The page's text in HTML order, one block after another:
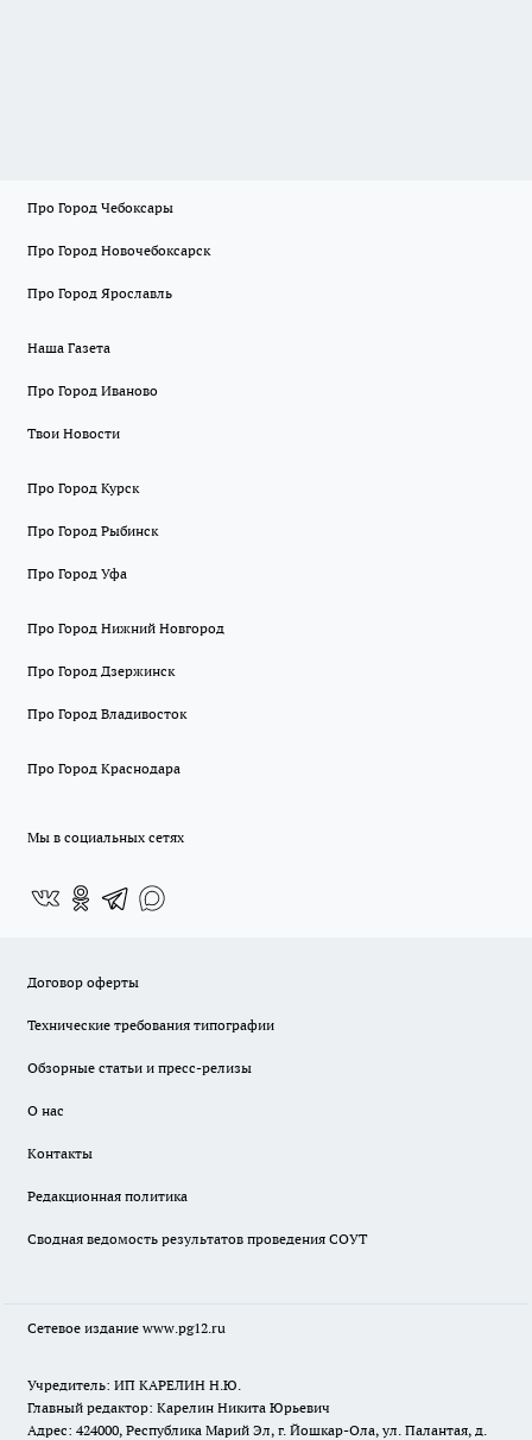
Про Город Чебоксары
Про Город Новочебоксарск
Про Город Ярославль
Наша Газета
Про Город Иваново
Твои Новости
Про Город Курск
Про Город Рыбинск
Про Город Уфа
Про Город Нижний Новгород
Про Город Дзержинск
Про Город Владивосток
Про Город Краснодара
Мы в социальных сетях
Договор оферты
Технические требования типографии
Обзорные статьи и пресс-релизы
О нас
Контакты
Редакционная политика
Сводная ведомость результатов проведения СОУТ
Сетевое издание www.pg12.ru
Учредитель: ИП КАРЕЛИН Н.Ю.
Главный редактор: Карелин Никита Юрьевич
Адрес: 424000, Республика Марий Эл, г. Йошкар-Ола, ул. Палантая, д.